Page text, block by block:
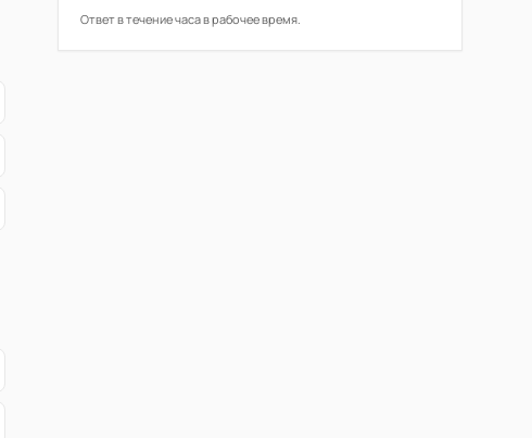
Ответ в течение часа в рабочее время.